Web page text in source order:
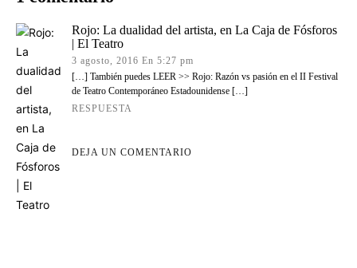
Rojo: La dualidad del artista, en La Caja de Fósforos
| El Teatro
3 agosto, 2016 En 5:27 pm
[…] También puedes LEER >> Rojo: Razón vs pasión en el II Festival
de Teatro Contemporáneo Estadounidense […]
RESPUESTA
DEJA UN COMENTARIO